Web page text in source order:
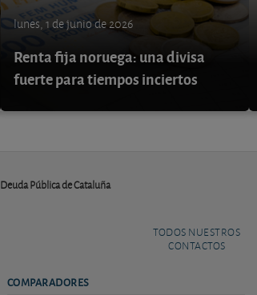
lunes, 1 de junio de 2026
Renta fija noruega: una divisa
fuerte para tiempos inciertos
Deuda Pública de Cataluña
TODOS NUESTROS
CONTACTOS
COMPARADORES